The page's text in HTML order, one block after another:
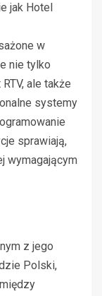
jak Hotel
w
nie tylko
ale także
systemy
sprawiają,
wymagającym
z jego
Polski,